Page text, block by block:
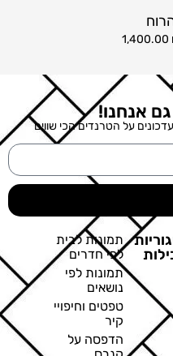
1,400.00
אנחנו!
על הטרנדים הכי שווים
תמונות לבית
לפי חדרים
תמונות לפי
נושאים
טפטים וחיפויי
קיר
הדפסה על